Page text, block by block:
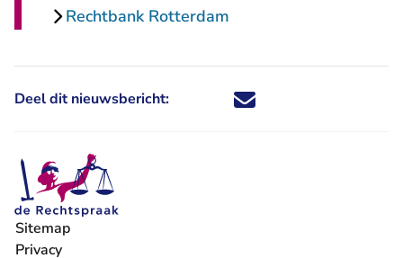
Rechtbank Rotterdam
Deel dit nieuwsbericht: Deel dit nieuwsbericht via X -
Deel dit nieuwsbericht via
Deel dit nieuwsbericht
Deel dit
Sitemap
Privacy